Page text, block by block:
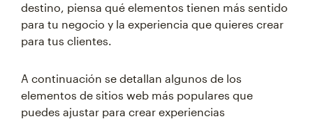
destino, piensa qué elementos tienen más sentido
para tu negocio y la experiencia que quieres crear
para tus clientes.
A continuación se detallan algunos de los
elementos de sitios web más populares que
puedes ajustar para crear experiencias